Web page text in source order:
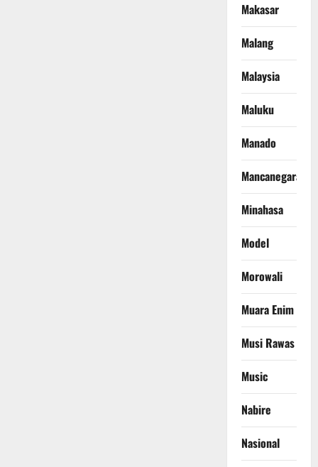
Makasar
Malang
Malaysia
Maluku
Manado
Mancanegara
Minahasa
Model
Morowali
Muara Enim
Musi Rawas
Music
Nabire
Nasional